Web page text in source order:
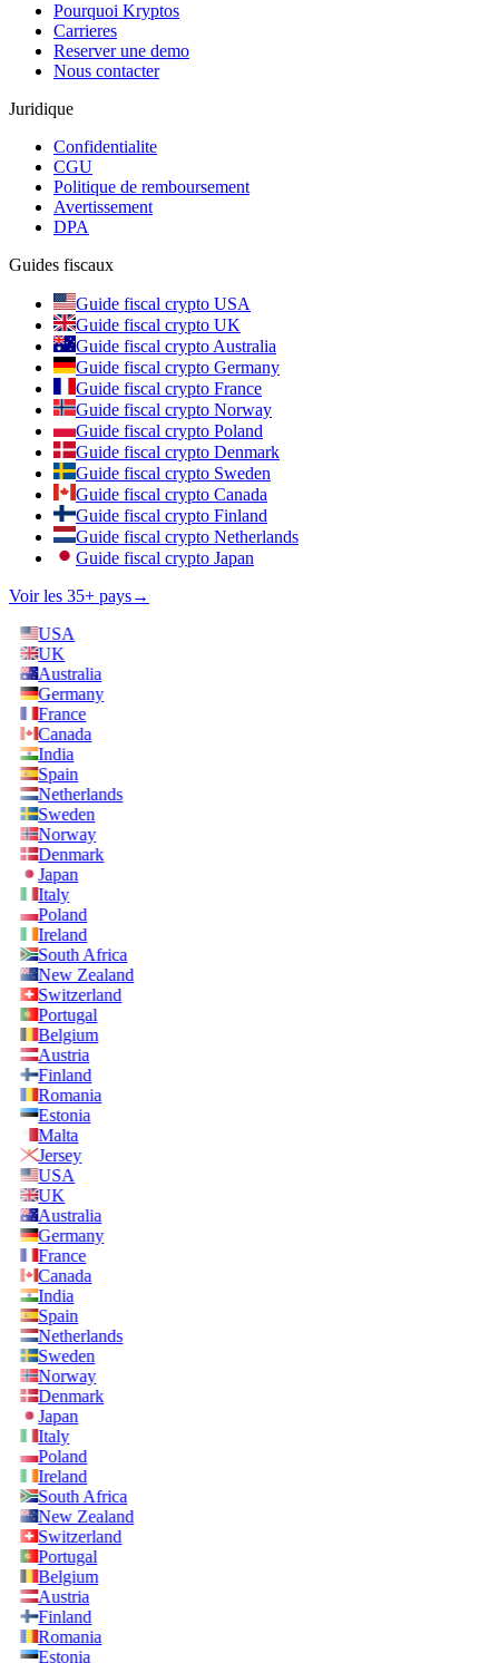
Pourquoi Kryptos
Carrieres
Reserver une demo
Nous contacter
Juridique
Confidentialite
CGU
Politique de remboursement
Avertissement
DPA
Guides fiscaux
Guide fiscal crypto USA
Guide fiscal crypto UK
Guide fiscal crypto Australia
Guide fiscal crypto Germany
Guide fiscal crypto France
Guide fiscal crypto Norway
Guide fiscal crypto Poland
Guide fiscal crypto Denmark
Guide fiscal crypto Sweden
Guide fiscal crypto Canada
Guide fiscal crypto Finland
Guide fiscal crypto Netherlands
Guide fiscal crypto Japan
Voir les 35+ pays→
USA
UK
Australia
Germany
France
Canada
India
Spain
Netherlands
Sweden
Norway
Denmark
Japan
Italy
Poland
Ireland
South Africa
New Zealand
Switzerland
Portugal
Belgium
Austria
Finland
Romania
Estonia
Malta
Jersey
USA
UK
Australia
Germany
France
Canada
India
Spain
Netherlands
Sweden
Norway
Denmark
Japan
Italy
Poland
Ireland
South Africa
New Zealand
Switzerland
Portugal
Belgium
Austria
Finland
Romania
Estonia